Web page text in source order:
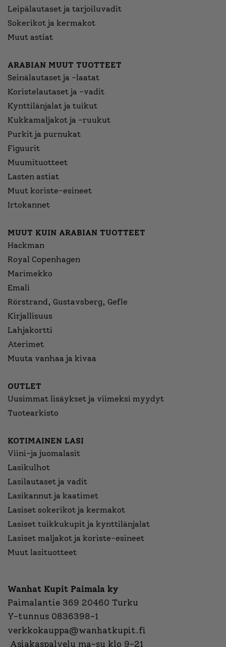
Leipälautaset ja tarjoiluvadit
Sokerikot ja kermakot
Muut astiat
ARABIAN MUUT TUOTTEET
Seinälautaset ja -laatat
Koristelautaset ja -vadit
Kynttilänjalat ja tuikut
Kukkamaljakot ja -ruukut
Purkit ja purnukat
Figuurit
Muumituotteet
Lasten astiat
Muut koriste-esineet
Irtokannet
MUUT KUIN ARABIAN TUOTTEET
Hackman
Royal Copenhagen
Marimekko
Emali
Rörstrand, Gustavsberg, Gefle
Kirjallisuus
Lahjakortti
Aterimet
Muuta vanhaa ja kivaa
OUTLET
Uusimmat lisäykset ja viimeksi myydyt
Tuotearkisto
KOTIMAINEN LASI
Viini-ja juomalasit
Lasikulhot
Lasilautaset ja vadit
Lasikannut ja kaatimet
Lasiset sokerikot ja kermakot
Lasiset tuikkukupit ja kynttilänjalat
Lasiset maljakot ja koriste-esineet
Muut lasituotteet
Wanhat Kupit Paimala ky
Paimalantie 369 20460 Turku
Y-tunnus 0836398-1
verkkokauppa@wanhatkupit.fi
Asiakaspalvelu ma-su klo 9-21